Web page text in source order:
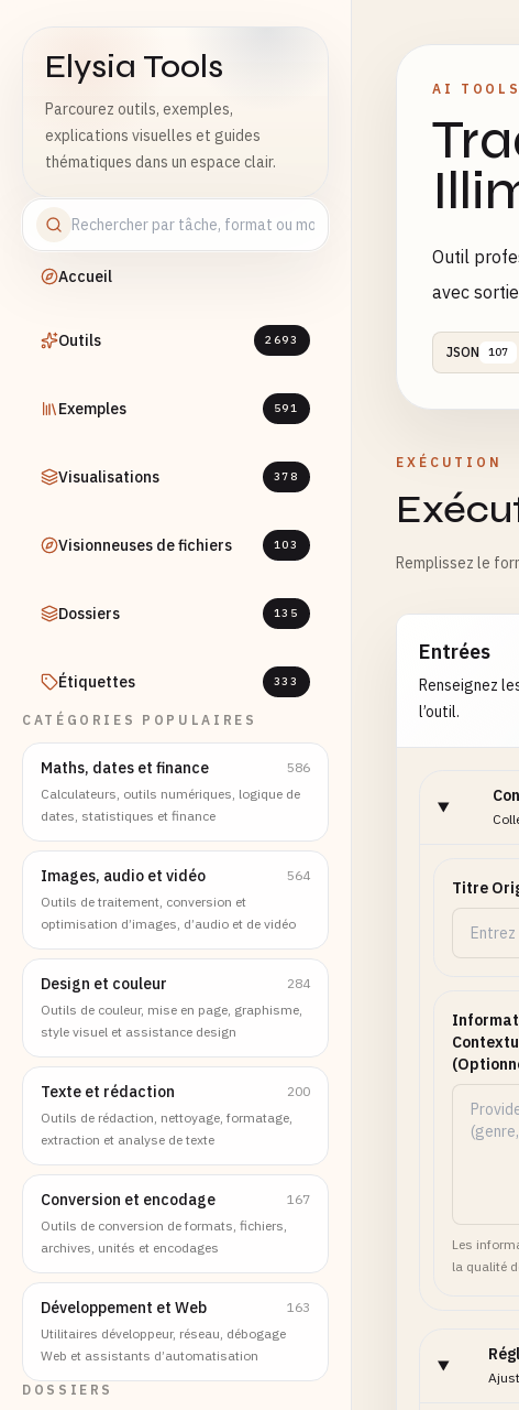
Elysia Tools
Parcourez outils, exemples,
explications visuelles et guides
thématiques dans un espace clair.
Accueil
Outils 2693
Exemples 591
Visualisations 378
Visionneuses de fichiers 103
Dossiers 135
Étiquettes 333
CATÉGORIES POPULAIRES
Maths, dates et finance
586
Calculateurs, outils numériques, logique de
dates, statistiques et finance
Images, audio et vidéo
564
Outils de traitement, conversion et
optimisation d’images, d’audio et de vidéo
Design et couleur
284
Outils de couleur, mise en page, graphisme,
style visuel et assistance design
Texte et rédaction
200
Outils de rédaction, nettoyage, formatage,
extraction et analyse de texte
Conversion et encodage
167
Outils de conversion de formats, fichiers,
archives, unités et encodages
Développement et Web
163
Utilitaires développeur, réseau, débogage
Web et assistants d’automatisation
DOSSIERS
AI TOOLS
Outil
avec
JSON 107
EXÉCUTION
Remplissez le
Entrées
Renseignez
l’outil.
Titre
Les
la qualité